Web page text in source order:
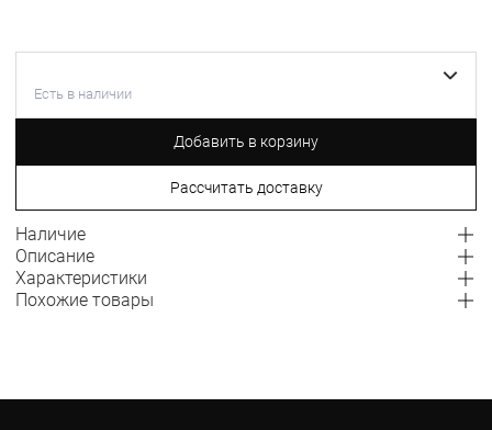
Есть в наличии
Добавить в корзину
Рассчитать доставку
Наличие
Описание
Характеристики
Похожие товары